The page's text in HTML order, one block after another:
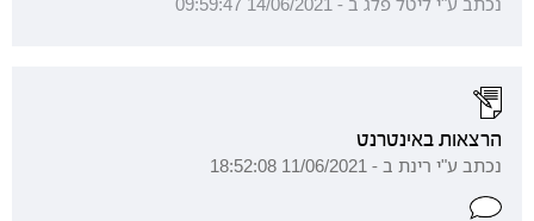
הרצאות באינטרנט
נכתב ע"י רינת ב - 11/06/2021 18:52:08